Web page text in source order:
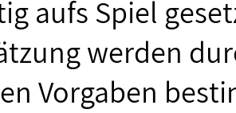
aufs Spiel
werden
Vorgaben